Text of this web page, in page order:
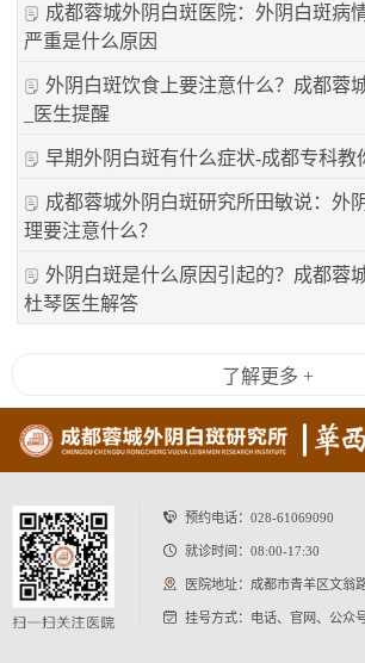
成都蓉城外阴白斑医院：外阴白斑病
严重是什么原因
外阴白斑饮食上要注意什么？成都蓉
_医生提醒
早期外阴白斑有什么症状-成都专科教
成都蓉城外阴白斑研究所田敏说：外
理要注意什么？
外阴白斑是什么原因引起的？成都蓉
杜琴医生解答
了解更多 +
预约电话： 028-61069090
就诊时间：08:00-17:30
医院地址：成都市青羊区文翁
挂号方式：电话、官网、公众